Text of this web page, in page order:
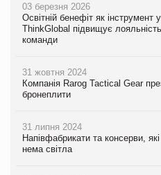
03 березня 2026
Освітній бенефіт як інструмент
ThinkGlobal підвищує
команди
31 жовтня 2024
Компанія Rarog Tactical Gear
бронеплити
31 липня 2024
Напівфабрикати та консерви,
нема світла